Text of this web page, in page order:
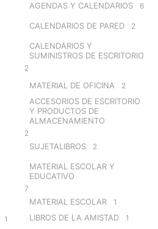
1
AGENDAS Y CALENDARIOS 6
CALENDARIOS DE PARED 2
CALENDARIOS Y
SUMINISTROS DE ESCRITORIO
2
MATERIAL DE OFICINA 2
ACCESORIOS DE ESCRITORIO
Y PRODUCTOS DE
ALMACENAMIENTO
2
SUJETALIBROS 2
MATERIAL ESCOLAR Y
EDUCATIVO
7
MATERIAL ESCOLAR 1
LIBROS DE LA AMISTAD 1